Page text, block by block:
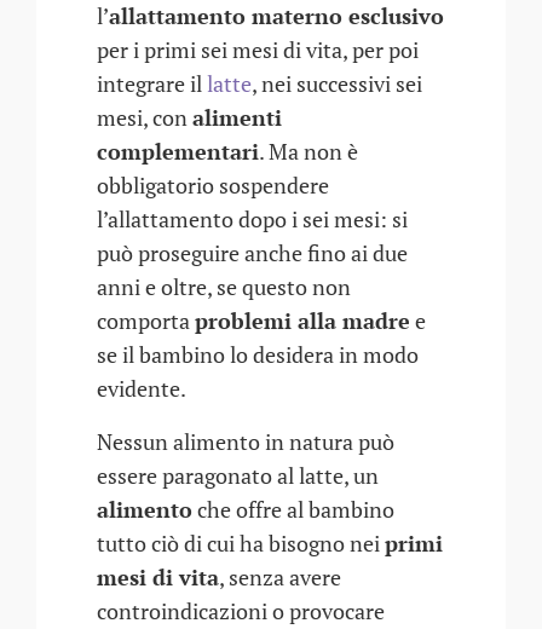
l’allattamento materno esclusivo
per i primi sei mesi di vita, per poi
integrare illatte, nei successivi sei
mesi, conalimenti
complementari. Ma non è
obbligatorio sospendere
l’allattamento dopo i sei mesi: si
può proseguire anche fino ai due
anni e oltre, se questo non
comportaproblemi alla madre e
se il bambino lo desidera in modo
evidente.
Nessun alimento in natura può
essere paragonato al latte, un
alimentoche offre al bambino
tutto ciò di cui ha bisogno neiprimi
mesi di vita, senza avere
controindicazioni o provocare